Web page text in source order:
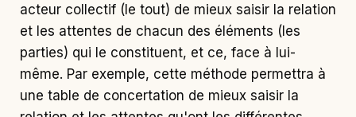
acteur collectif (le tout) de mieux saisir la relation
et les attentes de chacun des éléments (les
parties) qui le constituent, et ce, face à lui-
même. Par exemple, cette méthode permettra à
une table de concertation de mieux saisir la